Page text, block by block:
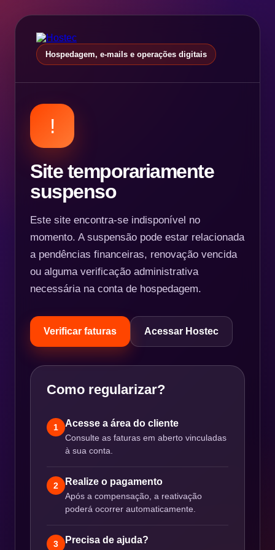
Hospedagem, e-mails e operações digitais
!
Site temporariamente
suspenso
Este site encontra-se indisponível no
momento. A suspensão pode estar relacionada
a pendências financeiras, renovação vencida
ou alguma verificação administrativa
necessária na conta de hospedagem.
Verificar faturas Acessar Hostec
Como regularizar?
1 Acesse a área do cliente
Consulte as faturas em aberto vinculadas
à sua conta.
2 Realize o pagamento
Após a compensação, a reativação
poderá ocorrer automaticamente.
3 Precisa de ajuda?